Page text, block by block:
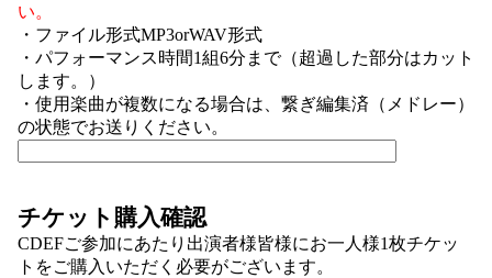
い。
・ファイル形式MP3orWAV形式
・パフォーマンス時間1組6分まで（超過した部分はカット
します。）
・使用楽曲が複数になる場合は、繋ぎ編集済（メドレー）
の状態でお送りください。
チケット購入確認
CDEFご参加にあたり出演者様皆様にお一人様1枚チケッ
トをご購入いただく必要がございます。